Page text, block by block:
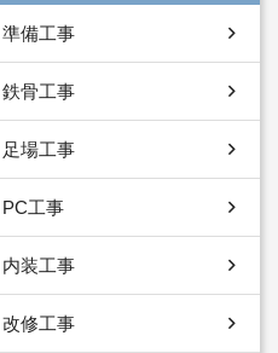
準備工事
鉄骨工事
足場工事
PC工事
内装工事
改修工事